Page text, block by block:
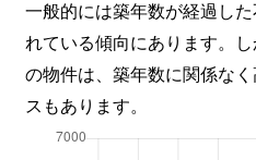
一般的には築年数が経過し
れている傾向にあります。
の物件は、築年数に関係な
スもあります。